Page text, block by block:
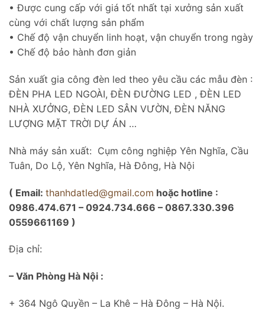
• Được cung cấp với giá tốt nhất tại xưởng sản xuất
cùng với chất lượng sản phẩm
• Chế độ vận chuyển linh hoạt, vận chuyển trong ngày
• Chế độ bảo hành đơn giản
Sản xuất gia công đèn led theo yêu cầu các mẫu đèn :
ĐÈN PHA LED NGOÀI, ĐÈN ĐƯỜNG LED , ĐÈN LED
NHÀ XƯỞNG, ĐÈN LED SÂN VƯỜN, ĐÈN NĂNG
LƯỢNG MẶT TRỜI DỰ ÁN …
Nhà máy sản xuất: Cụm công nghiệp Yên Nghĩa, Cầu
Tuân, Do Lộ, Yên Nghĩa, Hà Đông, Hà Nội
( Email: thanhdatled@gmail.com hoặc hotline :
0986.474.671 – 0924.734.666 – 0867.330.396
0559661169 )
Địa chỉ:
– Văn Phòng Hà Nội :
+ 364 Ngô Quyền – La Khê – Hà Đông – Hà Nội.